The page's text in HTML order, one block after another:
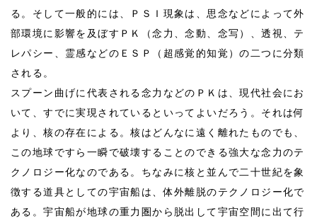
る。そして一般的には、ＰＳＩ現象は、思念などによって外
部環境に影響を及ぼすＰＫ（念力、念動、念写）、透視、テ
レパシー、霊感などのＥＳＰ（超感覚的知覚）の二つに分類
される。
スプーン曲げに代表される念力などのＰＫは、現代社会にお
いて、すでに実現されているといってよいだろう。それは何
より、核の存在による。核はどんなに遠く離れたものでも、
この地球ですら一瞬で破壊することのできる強大な念力のテ
クノロジー化なのである。ちなみに核と並んで二十世紀を象
徴する道具としての宇宙船は、体外離脱のテクノロジー化で
ある。宇宙船が地球の重力圏から脱出して宇宙空間に出て行